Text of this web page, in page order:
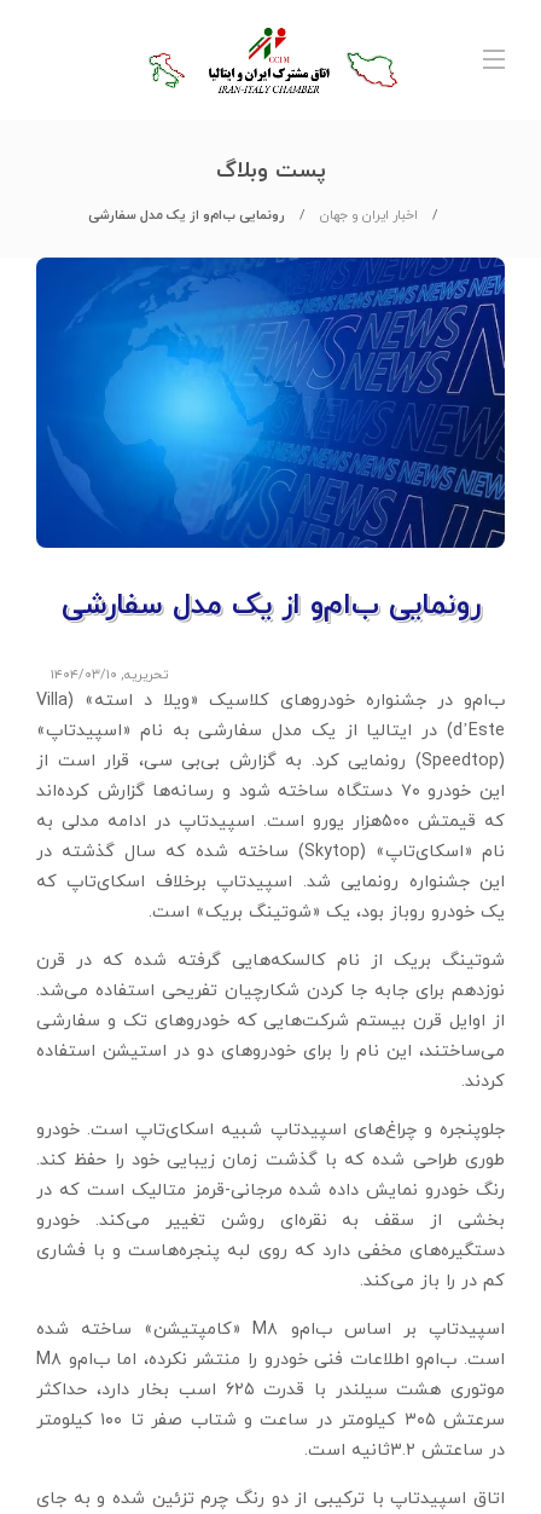
پست وبلاگ
اخبار ایران و جهان رونمایی ب‌‌ام‌‌و از یک مدل سفارشی
رونمایی ب‌‌ام‌‌و از یک مدل سفارشی
تحریریه, ۱۴۰۴/۰۳/۱۰
ب‌ام‌و در جشنواره خودروهای کلاسیک «ویلا د استه» (Villa
d’Este) در ایتالیا از یک مدل سفارشی به نام «اسپیدتاپ»
(Speedtop) رونمایی کرد. به گزارش بی‌بی سی، قرار است از
این خودرو ۷۰ دستگاه ساخته شود و رسانه‌‌ها گزارش کرده‌‌اند
که قیمتش ۵۰۰‌هزار یورو است. اسپیدتاپ در ادامه مدلی به
نام «اسکای‌‌تاپ‌‌» (Skytop) ساخته شده که سال گذشته در
این جشنواره رونمایی شد. اسپید‌‌تاپ برخلاف اسکای‌‌تاپ که
یک خودرو روباز بود، یک «شوتینگ بریک» است.
شوتینگ بریک از نام کالسکه‌‌هایی گرفته شده که در قرن
نوزدهم برای جا‌‌به ‌‌جا کردن شکارچیان تفریحی استفاده می‌‌‌شد.
از اوایل قرن بیستم شرکت‌‌هایی که خودروهای تک و سفارشی
می‌‌‌ساختند، این نام را برای خودروهای دو در استیشن استفاده
کردند.
جلوپنجره و چراغ‌‌های اسپید‌‌تاپ شبیه اسکای‌‌تاپ است. خودرو
طوری طراحی شده که با گذشت زمان زیبایی خود را حفظ کند.
رنگ خودرو نمایش داده شده مرجانی-قرمز متالیک است که در
بخشی از سقف به نقره‌ای روشن تغییر می‌کند. خودرو
دستگیره‌‌های مخفی دارد که روی لبه پنجره‌هاست و با فشاری
کم در را باز می‌کند.
اسپید‌‌تاپ بر اساس ب‌‌ام‌‌و M۸ «کامپتیشن» ساخته شده
است. ب‌‌ام‌‌و اطلاعات فنی خودرو را منتشر نکرده، اما ب‌‌ام‌‌و M۸
موتوری هشت سیلندر با قدرت ۶۲۵ اسب بخار دارد، حداکثر
سرعتش ۳۰۵ کیلومتر در ساعت و شتاب صفر تا ۱۰۰ کیلومتر
در ساعتش ۳.۲ثانیه است.
اتاق اسپیدتاپ با ترکیبی از دو رنگ چرم تزئین شده و به ‌‌جای